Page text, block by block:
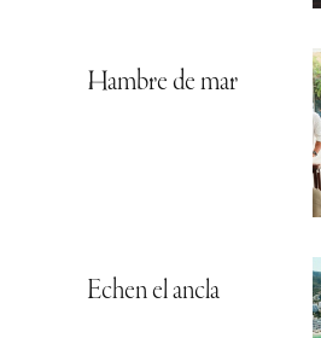
Hambre de mar
Echen el ancla